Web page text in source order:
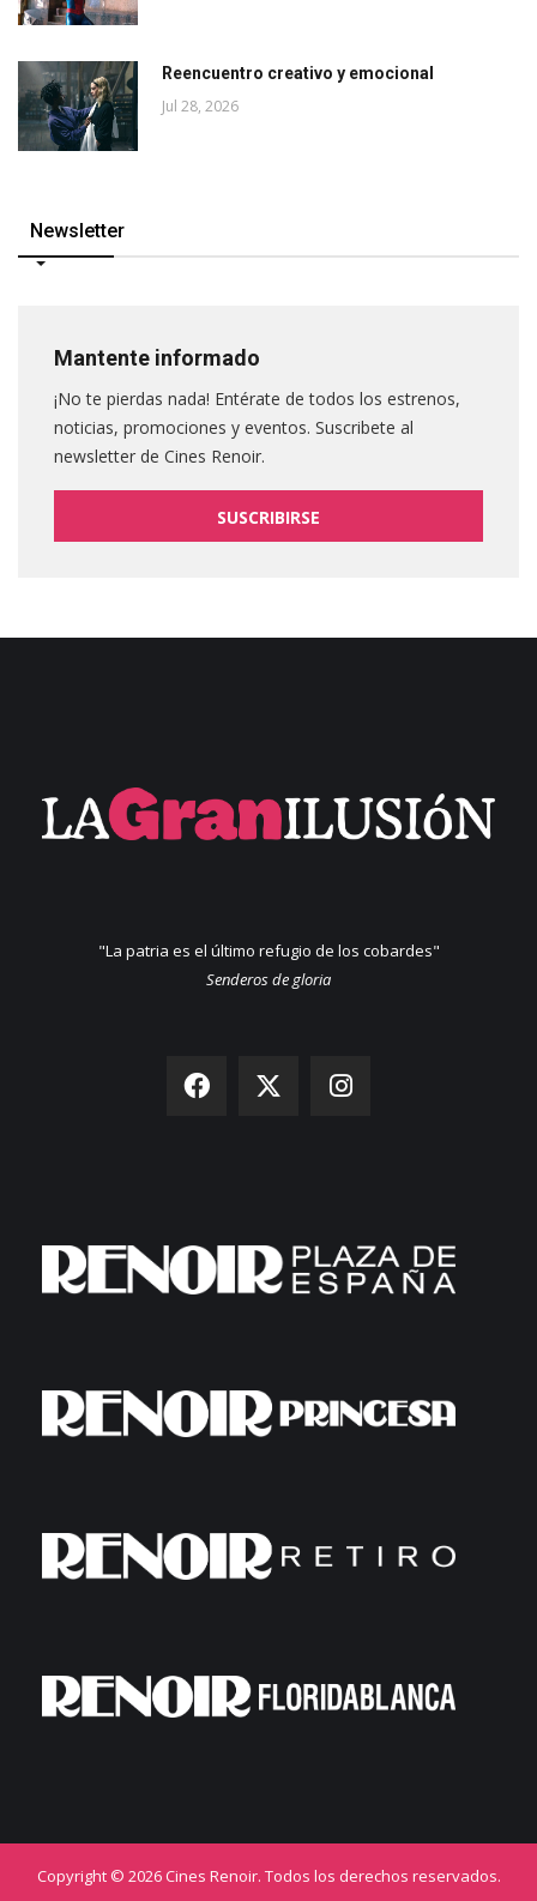
Reencuentro creativo y emocional
Jul 28, 2026
Newsletter
Mantente informado
¡No te pierdas nada! Entérate de todos los estrenos,
noticias, promociones y eventos. Suscribete al
newsletter de Cines Renoir.
SUSCRIBIRSE
"La patria es el último refugio de los cobardes"
Senderos de gloria
Copyright © 2026 Cines Renoir. Todos los derechos reservados.